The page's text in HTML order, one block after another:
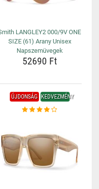
LANGLEY2 000/9V ONE
SIZE (61) Arany Unisex
Napszemüvegek
52690 Ft
ÚJDONSÁG KEDVEZMÉNY